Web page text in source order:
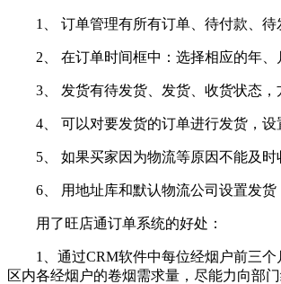
1、 订单管理有所有订单、待付款、待
2、 在订单时间框中：选择相应的年、
3、 发货有待发货、发货、收货状态，
4、 可以对要发货的订单进行发货，设
5、 如果买家因为物流等原因不能及时
6、 用地址库和默认物流公司设置发货
用了旺店通订单系统的好处：
1、通过CRM软件中每位经烟户前三个
区内各经烟户的卷烟需求量，尽能力向部